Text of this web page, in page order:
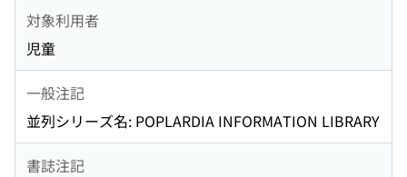
対象利用者
児童
一般注記
並列シリーズ名: POPLARDIA INFORMATION LIBRARY
書誌注記